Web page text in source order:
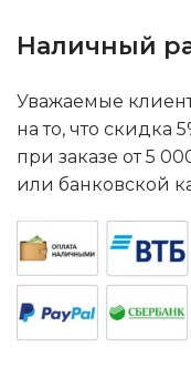
Наличный
Уважаемые
на то, что скидка
при заказе от 5
или банковской